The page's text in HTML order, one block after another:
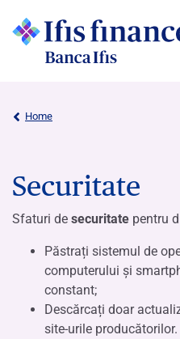
Home
Securitate
Sfaturi de securitate pentru
Păstrați sistemul de
computerului și
constant;
Descărcați doar
site-urile